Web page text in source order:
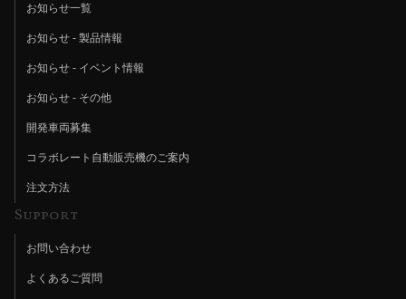
お知らせ一覧
お知らせ - 製品情報
お知らせ - イベント情報
お知らせ - その他
開発車両募集
コラボレート自動販売機のご案内
注文方法
Support
お問い合わせ
よくあるご質問